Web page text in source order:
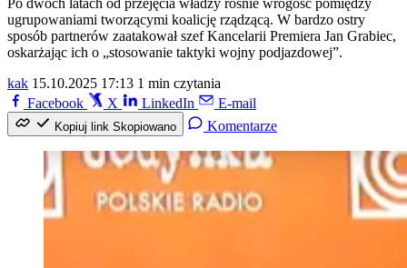
Po dwóch latach od przejęcia władzy rośnie wrogość pomiędzy
ugrupowaniami tworzącymi koalicję rządzącą. W bardzo ostry
sposób partnerów zaatakował szef Kancelarii Premiera Jan Grabiec,
oskarżając ich o „stosowanie taktyki wojny podjazdowej”.
kak 15.10.2025 17:13 1 min czytania
Facebook
X LinkedIn E-mail
Kopiuj link Skopiowano Komentarze